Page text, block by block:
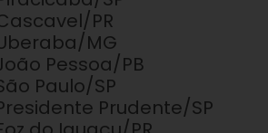
PR
MG
Pessoa/PB
Paulo/SP
Prudente/SP